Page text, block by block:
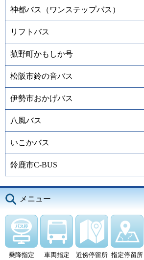
神都バス（ワンステップバス）
リフトバス
菰野町かもしか号
松阪市鈴の音バス
伊勢市おかげバス
八風バス
いこかバス
鈴鹿市C-BUS
メニュー
乗降指定 車両指定 近傍停留所 指定停留所